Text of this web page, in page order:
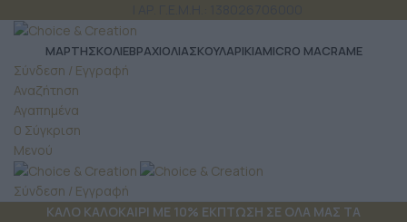
ΜΆΡΤΗΣΚΟΛΙΕΒΡΑΧΙΟΛΙΑΣΚΟΥΛΑΡΙΚΙΑMICRO MACRAME
Σύνδεση / Εγγραφή
Αναζήτηση
Αγαπημένα
0 Σύγκριση
Μενού
Σύνδεση / Εγγραφή
ΚΑΛΟ ΚΑΛΟΚΑΙΡΙ ΜΕ 10% ΕΚΠΤΩΣΗ ΣΕ ΟΛΑ ΜΑΣ ΤΑ